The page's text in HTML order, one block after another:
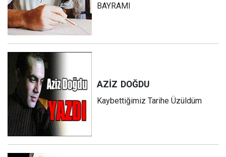
BAYRAMI
AZİZ DOĞDU
Kaybettiğimiz Tarihe Üzüldüm